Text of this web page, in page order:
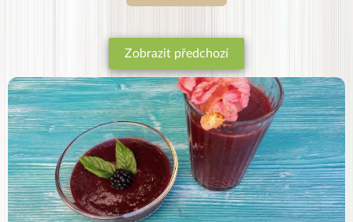
Zobrazit předchozí